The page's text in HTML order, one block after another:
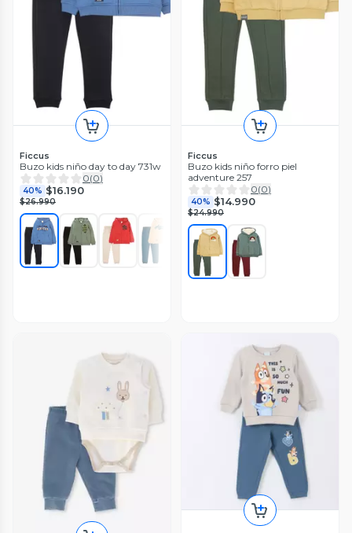
Ficcus
Buzo kids niño day to day 731w
0(0)
40% $16.190
$26.990
Ficcus
Buzo kids niño forro piel
adventure 257
0(0)
40% $14.990
$24.990